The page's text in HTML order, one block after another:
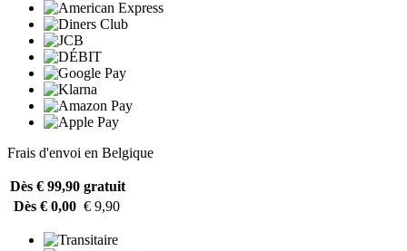
Frais d'envoi en Belgique
Dès € 99,90 gratuit
Dès € 0,00 € 9,90